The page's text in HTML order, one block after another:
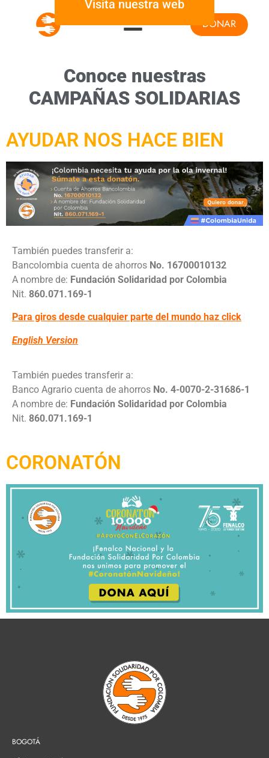
DONAR
Visita nuestra web
Conoce nuestras
CAMPAÑAS SOLIDARIAS
AYUDAR NOS HACE BIEN
También puedes transferir a:
Bancolombia cuenta de ahorros No. 16700010132
A nombre de: Fundación Solidaridad por Colombia
Nit. 860.071.169-1
Para giros desde cualquier parte del mundo haz click
English Version
También puedes transferir a:
Banco Agrario cuenta de ahorros No. 4-0070-2-31686-1
A nombre de: Fundación Solidaridad por Colombia
Nit. 860.071.169-1
CORONATÓN
BOGOTÁ